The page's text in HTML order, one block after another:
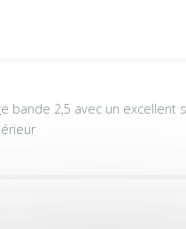
2,5 avec un excellent